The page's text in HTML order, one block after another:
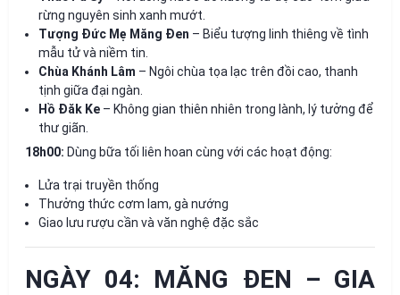
rừng nguyên sinh xanh mướt.
Tượng Đức Mẹ Măng Đen – Biểu tượng linh thiêng về tình
mẫu tử và niềm tin.
Chùa Khánh Lâm – Ngôi chùa tọa lạc trên đồi cao, thanh
tịnh giữa đại ngàn.
Hồ Đăk Ke – Không gian thiên nhiên trong lành, lý tưởng để
thư giãn.
18h00: Dùng bữa tối liên hoan cùng với các hoạt động:
Lửa trại truyền thống
Thưởng thức cơm lam, gà nướng
Giao lưu rượu cần và văn nghệ đặc sắc
NGÀY 04: MĂNG ĐEN – GIA